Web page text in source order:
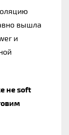
вышла
и
не soft